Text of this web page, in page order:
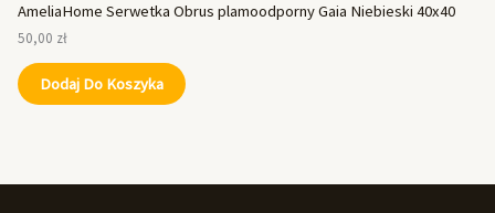
AmeliaHome Serwetka Obrus plamoodporny Gaia Niebieski 40x40
50,00 zł
Dodaj Do Koszyka